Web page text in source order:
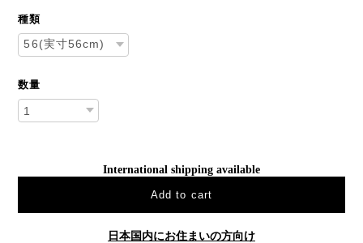
種類
数量
International shipping available
Add to cart
日本国内にお住まいの方向け